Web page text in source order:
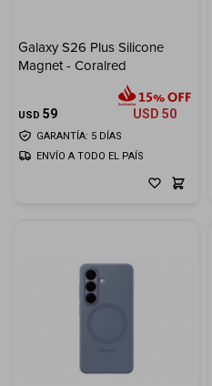
Galaxy S26 Plus Silicone
Magnet - Coralred
USD 59 USD 50
GARANTÍA: 5 DÍAS
ENVÍO A TODO EL PAÍS